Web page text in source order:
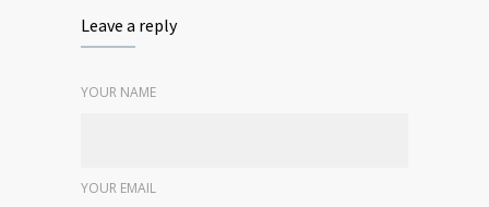
Leave a reply
YOUR NAME
YOUR EMAIL